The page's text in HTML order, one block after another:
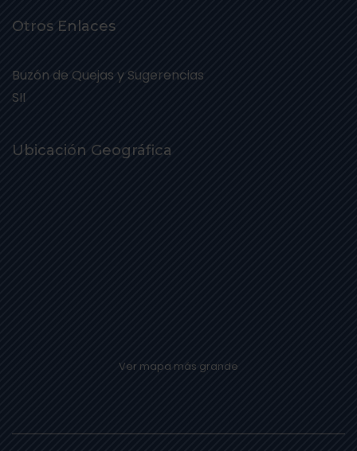
Otros Enlaces
Buzón de Quejas y Sugerencias
SII
Ubicación Geográfica
Ver mapa más grande